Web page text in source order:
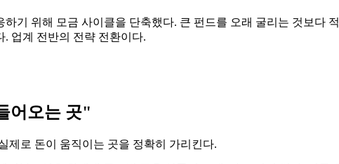
기 위해 모금 사이클을 단축했다. 큰 펀드를 오래 굴리는 것보다
. 업계 전반의 전략 전환이다.
어오는 곳"
제로 돈이 움직이는 곳을 정확히 가리킨다.